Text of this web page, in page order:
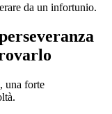
da un infortunio.
, una forte